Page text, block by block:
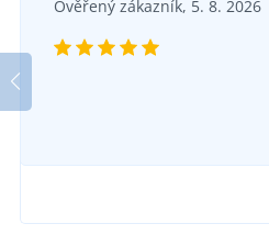
Ověřený zákazník, 5. 8. 2026